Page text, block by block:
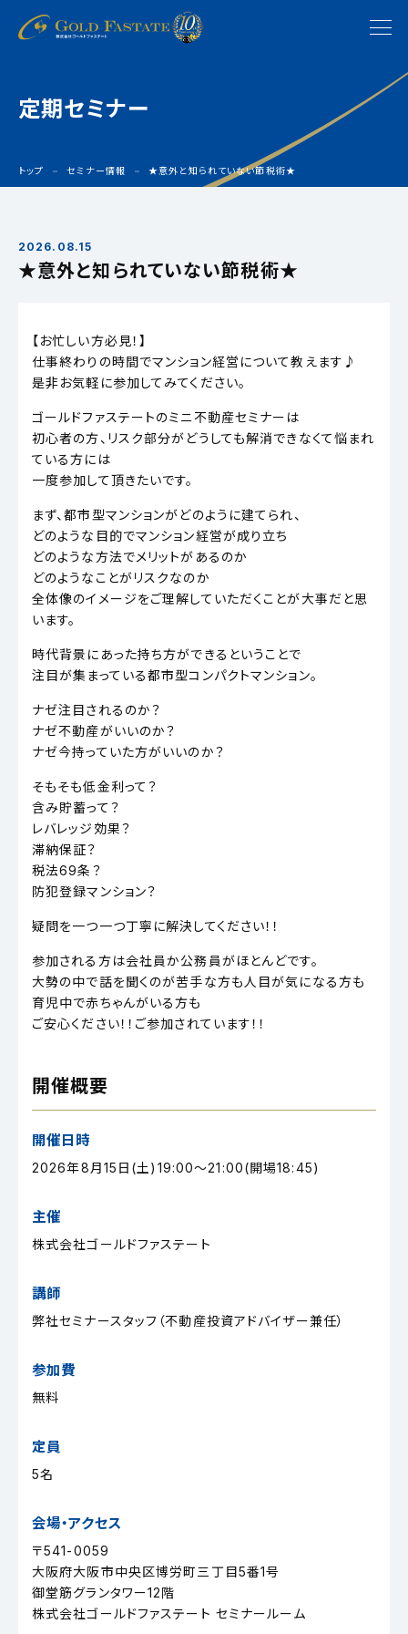
定期セミナー
トップ セミナー情報 ★意外と知られていない節税術★
2026.08.15
★意外と知られていない節税術★
【お忙しい方必見！】
仕事終わりの時間でマンション経営について教えます♪
是非お気軽に参加してみてください。
ゴールドファステートのミニ不動産セミナーは
初心者の方、リスク部分がどうしても解消できなくて悩まれ
ている方には
一度参加して頂きたいです。
まず、都市型マンションがどのように建てられ、
どのような目的でマンション経営が成り立ち
どのような方法でメリットがあるのか
どのようなことがリスクなのか
全体像のイメージをご理解していただくことが大事だと思
います。
時代背景にあった持ち方ができるということで
注目が集まっている都市型コンパクトマンション。
ナゼ注目されるのか？
ナゼ不動産がいいのか？
ナゼ今持っていた方がいいのか？
そもそも低金利って？
含み貯蓄って？
レバレッジ効果？
滞納保証？
税法69条？
防犯登録マンション？
疑問を一つ一つ丁寧に解決してください！！
参加される方は会社員か公務員がほとんどです。
大勢の中で話を聞くのが苦手な方も人目が気になる方も
育児中で赤ちゃんがいる方も
ご安心ください！！ご参加されています！！
開催概要
開催日時
2026年8月15日(土)19:00～21:00(開場18:45)
主催
株式会社ゴールドファステート
講師
弊社セミナースタッフ（不動産投資アドバイザー兼任）
参加費
無料
定員
5名
会場・アクセス
〒541-0059
大阪府大阪市中央区博労町三丁目5番1号
御堂筋グランタワー12階
株式会社ゴールドファステート セミナールーム